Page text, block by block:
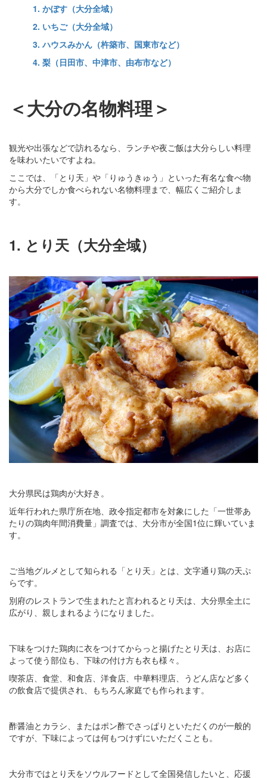
1. かぼす（大分全域）
2. いちご（大分全域）
3. ハウスみかん（杵築市、国東市など）
4. 梨（日田市、中津市、由布市など）
＜大分の名物料理＞
観光や出張などで訪れるなら、ランチや夜ご飯は大分らしい料理
を味わいたいですよね。
ここでは、「とり天」や「りゅうきゅう」といった有名な食べ物
から大分でしか食べられない名物料理まで、幅広くご紹介しま
す。
1. とり天（大分全域）
大分県民は鶏肉が大好き。
近年行われた県庁所在地、政令指定都市を対象にした「一世帯あ
たりの鶏肉年間消費量」調査では、大分市が全国1位に輝いていま
す。
ご当地グルメとして知られる「とり天」とは、文字通り鶏の天ぷ
らです。
別府のレストランで生まれたと言われるとり天は、大分県全土に
広がり、親しまれるようになりました。
下味をつけた鶏肉に衣をつけてからっと揚げたとり天は、お店に
よって使う部位も、下味の付け方も衣も様々。
喫茶店、食堂、和食店、洋食店、中華料理店、うどん店など多く
の飲食店で提供され、もちろん家庭でも作られます。
酢醤油とカラシ、またはポン酢でさっぱりといただくのが一般的
ですが、下味によっては何もつけずにいただくことも。
大分市ではとり天をソウルフードとして全国発信したいと、応援